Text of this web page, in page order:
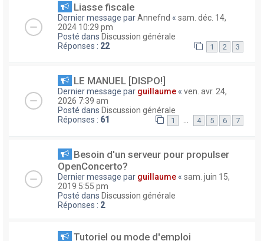
Liasse fiscale
Dernier message parAnnefnd « sam. déc. 14,
2024 10:29 pm
Posté dans Discussion générale
Réponses : 22 1 2 3
LE MANUEL [DISPO!]
Dernier message par guillaume « ven. avr. 24,
2026 7:39 am
Posté dans Discussion générale
Réponses : 61 1 … 4 5 6 7
Besoin d'un serveur pour propulser
OpenConcerto?
Dernier message par guillaume « sam. juin 15,
2019 5:55 pm
Posté dans Discussion générale
Réponses : 2
Tutoriel ou mode d'emploi